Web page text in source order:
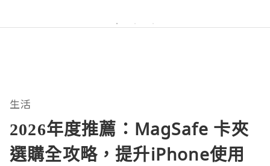
生活
2026年度推薦：MagSafe 卡夾
選購全攻略，提升iPhone使用